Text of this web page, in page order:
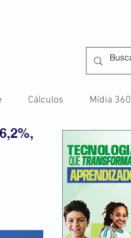
Cálculos Mídia 360